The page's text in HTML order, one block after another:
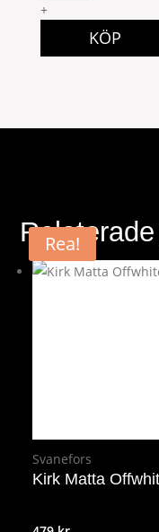
quantity
+
KÖP
Svanefors
Kirk Matta
Rea!